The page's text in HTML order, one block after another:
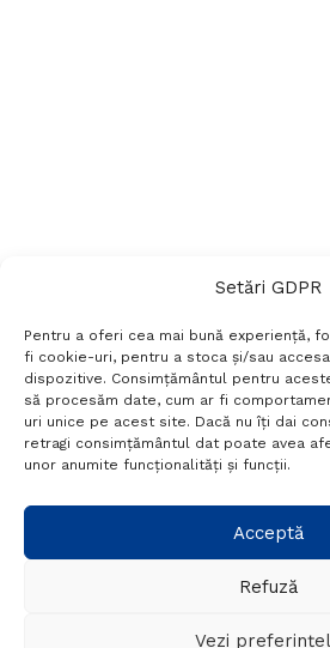
Setări GDPR
Pentru a oferi cea mai bună experiență,
fi cookie-uri, pentru a stoca și/sau
dispozitive. Consimțământul pentru
să procesăm date, cum ar fi
uri unice pe acest site. Dacă nu îți dai
retragi consimțământul dat poate avea
unor anumite funcționalități și funcții.
Acceptă
Refuză
Vezi
Termeni si conditii
Politică de
Politica cookies
Setări
+40 788